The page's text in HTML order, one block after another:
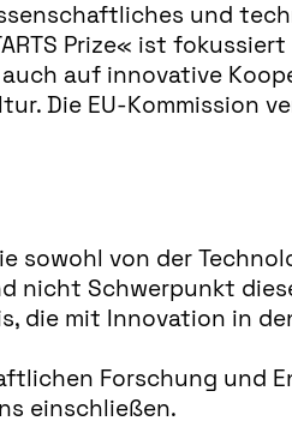
und
Prize« ist
auf innovative
Die EU-Kommission
sowohl von der
nicht Schwerpunkt
die mit Innovation in
Forschung und
einschließen.